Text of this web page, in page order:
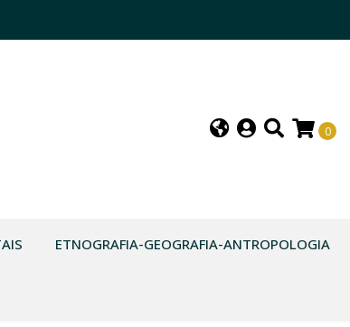
0
ETNOGRAFIA-GEOGRAFIA-ANTROPOLOGIA